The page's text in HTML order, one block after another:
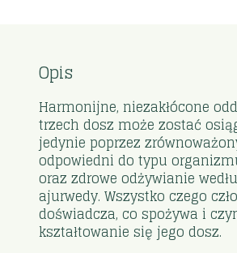
Opis
Harmonijne, niezakłócone
trzech dosz może zostać
jedynie poprzez
odpowiedni do typu
oraz zdrowe odżywianie
ajurwedy. Wszystko czego
doświadcza, co spożywa i
kształtowanie się jego dosz.